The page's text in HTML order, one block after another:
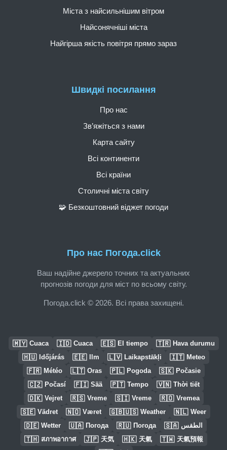
Про нас Погода.click
Ваш надійне джерело точних та актуальних
прогнозів погоди для міст по всьому світу.
Погода.click © 2026. Всі права захищені.
Швидкі посилання
Про нас
Зв’яжіться з нами
Карта сайту
Всі континенти
Всі країни
Столичні міста світу
🧩 Безкоштовний віджет погоди
Міста з найсильнішим вітром
Найсонячніші міста
Найгірша якість повітря прямо зараз
🇲🇾 Cuaca 🇮🇩 Cuaca 🇪🇸 El tiempo 🇹🇷 Hava durumu
🇭🇺 Időjárás 🇪🇪 Ilm 🇱🇻 Laikapstākļi 🇮🇹 Meteo
🇫🇷 Météo 🇱🇹 Oras 🇵🇱 Pogoda 🇸🇰 Počasie
🇨🇿 Počasí 🇫🇮 Sää 🇵🇹 Tempo 🇻🇳 Thời tiết
🇩🇰 Vejret 🇷🇸 Vreme 🇸🇮 Vreme 🇷🇴 Vremea
🇸🇪 Vädret 🇳🇴 Været 🇬🇧🇺🇸 Weather 🇳🇱 Weer
🇩🇪 Wetter 🇺🇦 Погода 🇷🇺 Погода 🇸🇦 الطقس
🇹🇭 สภาพอากาศ 🇯🇵 天気 🇭🇰 天氣 🇹🇼 天氣預報